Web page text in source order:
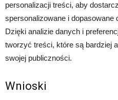
personalizacji treści, aby
spersonalizowane i dopasowane
Dzięki analizie danych i
tworzyć treści, które są bardziej
swojej publiczności.
Wnioski